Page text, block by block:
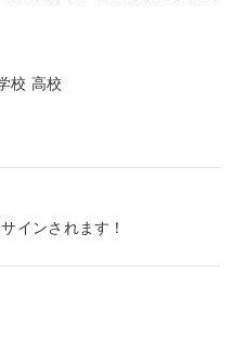
校 高校
インされます！